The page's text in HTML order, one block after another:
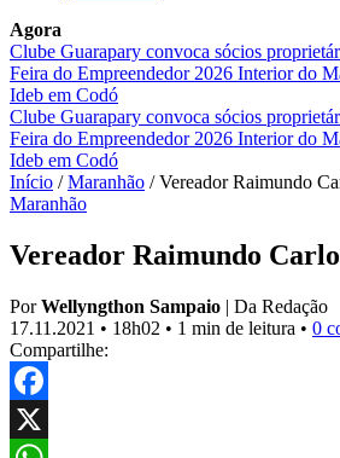
Agora
Clube Guarapary convoca sócios
Feira do Empreendedor 2026 Interior do
Ideb em Codó
Clube Guarapary convoca sócios
Feira do Empreendedor 2026 Interior do
Ideb em Codó
Início / Maranhão / Vereador Raimundo
Maranhão
Vereador Raimundo
PorWellyngthon Sampaio | Da Redação
17.11.2021 • 18h02 • 1 min de leitura • 0
Compartilhe:
Facebook